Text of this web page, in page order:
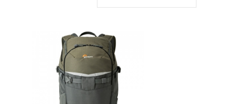
MENOR PREÇO
MAIOR PREÇO
A - Z